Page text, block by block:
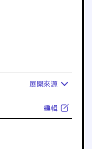
展開來源
編輯